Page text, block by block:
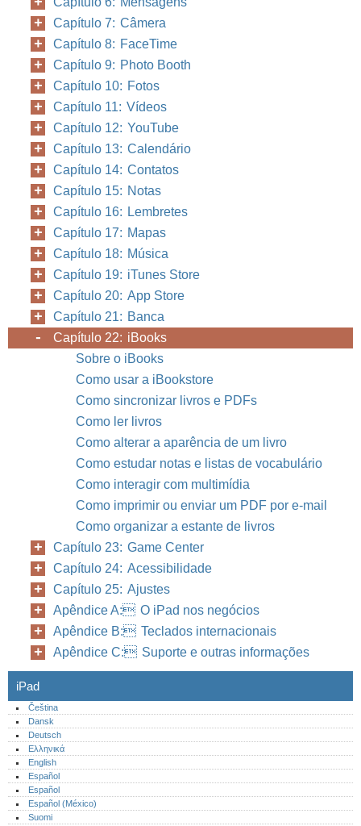
Capítulo 7: Câmera
Capítulo 8: FaceTime
Capítulo 9: Photo Booth
Capítulo 10: Fotos
Capítulo 11: Vídeos
Capítulo 12: YouTube
Capítulo 13: Calendário
Capítulo 14: Contatos
Capítulo 15: Notas
Capítulo 16: Lembretes
Capítulo 17: Mapas
Capítulo 18: Música
Capítulo 19: iTunes Store
Capítulo 20: App Store
Capítulo 21: Banca
Capítulo 22: iBooks
Sobre o iBooks
Como usar a iBookstore
Como sincronizar livros e PDFs
Como ler livros
Como alterar a aparência de um livro
Como estudar notas e listas de vocabulário
Como interagir com multimídia
Como imprimir ou enviar um PDF por e-mail
Como organizar a estante de livros
Capítulo 23: Game Center
Capítulo 24: Acessibilidade
Capítulo 25: Ajustes
Apêndice A: O iPad nos negócios
Apêndice B: Teclados internacionais
Apêndice C: Suporte e outras informações
iPad
Čeština
Dansk
Deutsch
Ελληνικά
English
Español
Español
Español (México)‎
Suomi